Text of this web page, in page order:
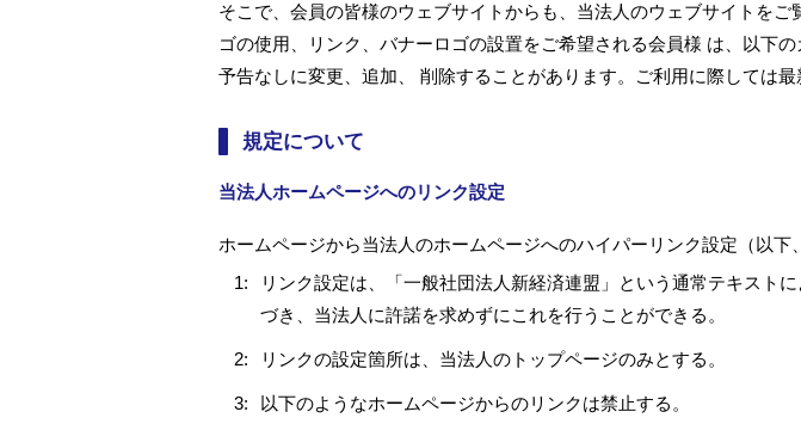
そこで、会員の皆様のウェブサイトからも、当法人のウェブサイトを
ゴの使用、リンク、バナーロゴの設置をご希望される会員様 は、以下
予告なしに変更、追加、 削除することがあります。ご利用に際しては最
規定について
当法人ホームページへのリンク設定
ホームページから当法人のホームページへのハイパーリンク設定（以
1:
リンク設定は、「一般社団法人新経済連盟」という通常テキスト
づき、当法人に許諾を求めずにこれを行うことができる。
2: リンクの設定箇所は、当法人のトップページのみとする。
3:
以下のようなホームページからのリンクは禁止する。